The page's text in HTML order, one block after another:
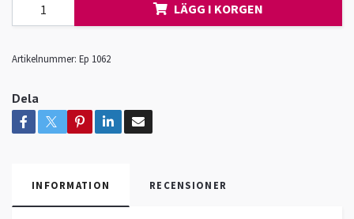
LÄGG I KORGEN
Artikelnummer: Ep 1062
Dela
INFORMATION RECENSIONER